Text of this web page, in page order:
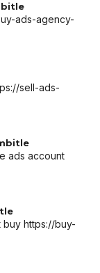
ads-agency-
sell-ads-
ads account
buy https://buy-